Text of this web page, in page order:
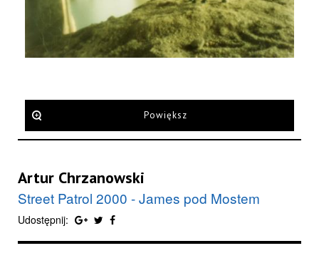
Powiększ
Artur Chrzanowski
Street Patrol 2000 - James pod Mostem
Udostępnij: